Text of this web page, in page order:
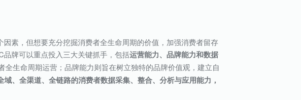
素，但想要充分挖掘消费者全生命周期的价值，加强消费者留存
牌可以重点投入三大关键抓手，包括运营能力、品牌能力和数据
生命周期运营；品牌能力则旨在树立独特的品牌价值观，建立自
域、全渠道、全链路的消费者数据采集、整合、分析与应用能力，